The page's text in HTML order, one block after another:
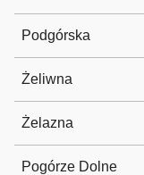
Podgórska
Żeliwna
Żelazna
Pogórze Dolne